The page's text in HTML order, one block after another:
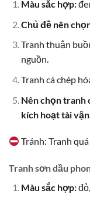
Màu sắc hợp:
Chủ đề nên
Tranh thuận
nguồn.
Tranh cá chép
Nên chọn tranh
kích hoạt tài vận.
Tránh: Tranh
Tranh sơn dầu
Màu sắc hợp: